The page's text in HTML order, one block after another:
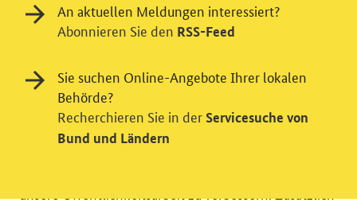
Videodienst
Wir bitten Sie an dieser Stelle um Ihre Einwilligung für
verschiedene Zusatzdienste unserer Webseite: Wir
An aktuellen Meldungen interessiert?
Abonnieren Sie den RSS-Feed
Sie suchen Online-Angebote Ihrer lokalen
Behörde?
Recherchieren Sie in der Servicesuche von
Bund und Ländern